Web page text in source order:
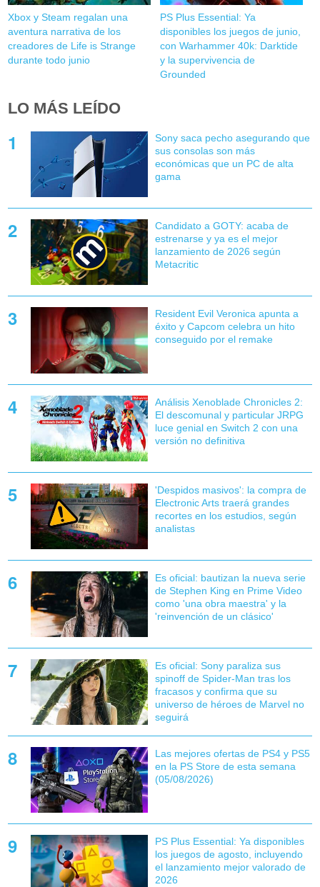
Xbox y Steam regalan una
aventura narrativa de los
creadores de Life is Strange
durante todo junio
PS Plus Essential: Ya
disponibles los juegos de junio,
con Warhammer 40k: Darktide
y la supervivencia de
Grounded
LO MÁS LEÍDO
Sony saca pecho asegurando que
sus consolas son más
económicas que un PC de alta
gama
Candidato a GOTY: acaba de
estrenarse y ya es el mejor
lanzamiento de 2026 según
Metacritic
Resident Evil Veronica apunta a
éxito y Capcom celebra un hito
conseguido por el remake
Análisis Xenoblade Chronicles 2:
El descomunal y particular JRPG
luce genial en Switch 2 con una
versión no definitiva
'Despidos masivos': la compra de
Electronic Arts traerá grandes
recortes en los estudios, según
analistas
Es oficial: bautizan la nueva serie
de Stephen King en Prime Video
como 'una obra maestra' y la
'reinvención de un clásico'
Es oficial: Sony paraliza sus
spinoff de Spider-Man tras los
fracasos y confirma que su
universo de héroes de Marvel no
seguirá
Las mejores ofertas de PS4 y PS5
en la PS Store de esta semana
(05/08/2026)
PS Plus Essential: Ya disponibles
los juegos de agosto, incluyendo
el lanzamiento mejor valorado de
2026